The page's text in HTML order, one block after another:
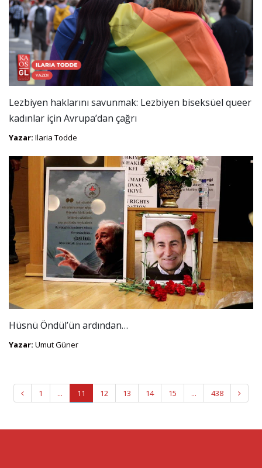
Lezbiyen haklarını savunmak: Lezbiyen biseksüel queer
kadınlar için Avrupa’dan çağrı
Yazar: Ilaria Todde
Hüsnü Öndül’ün ardından…
Yazar: Umut Güner
1 ... 11 12 13 14 15 ... 438